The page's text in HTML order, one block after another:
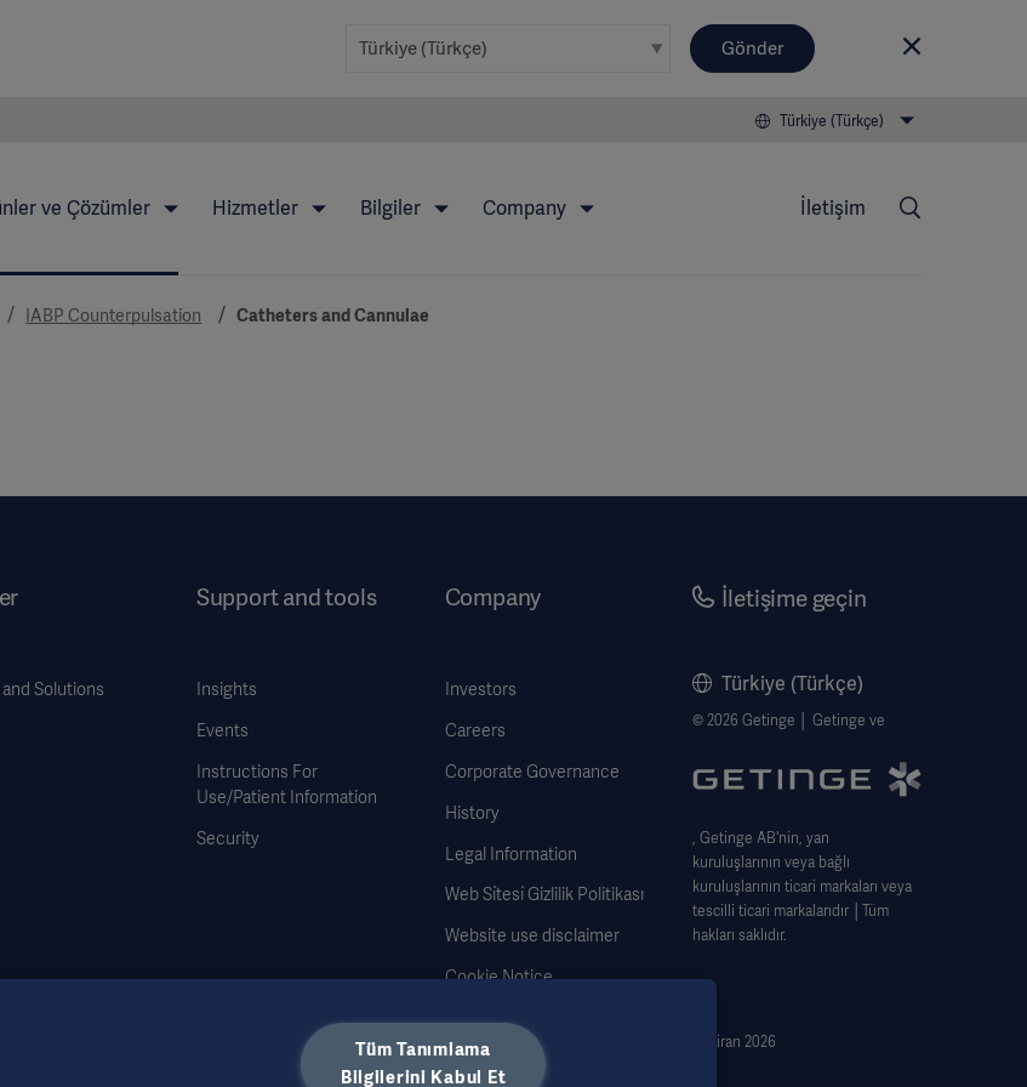
Gönder
Türkiye (Türkçe)
ve Çözümler Hizmetler Bilgiler Company İletişim
IABP Counterpulsation Catheters and Cannulae
Solutions
Support and tools
Insights
Events
Instructions For
Use/Patient Information
Security
Company
Investors
Careers
Corporate Governance
History
Legal Information
Web Si̇tesi̇ Gizlilik Politikası
Website use disclaimer
Cookie Notice
Data Subject Request Form
İletişime geçin
Türkiye (Türkçe)
© 2026 Getinge │ Getinge ve
, Getinge AB'nin, yan
kuruluşlarının veya bağlı
kuruluşlarının ticari markaları veya
tescilli ticari markalarıdır │Tüm
hakları saklıdır.
Haziran 2026
Tüm Tanımlama
Bilgilerini Kabul Et